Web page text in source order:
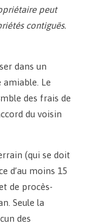
peut
contiguës.
dans un
Le
des frais de
du voisin
(qui se doit
d’au moins 15
de procès-
Seule la
des